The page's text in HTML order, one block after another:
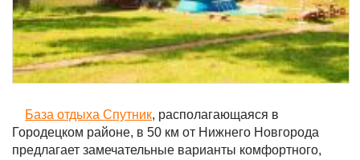
База отдыха Спутник, располагающаяся в
Городецком районе, в 50 км от Нижнего Новгорода
предлагает замечательные варианты комфортного,